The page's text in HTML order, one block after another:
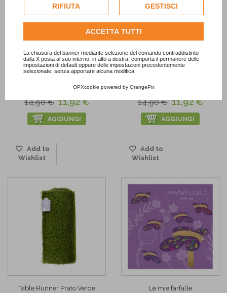
esclusivamente previa acquisizione del consenso
dell'utente.
Consulta l'informativa cookie completa.
RIFIUTA GESTISCI
ACCETTA TUTTI
La chiusura del banner mediante selezione del comando contraddistinto
dalla X posta al suo interno, in alto a destra, comporta il permanere delle
impostazioni di default oppure delle impostazioni precedentemente
selezionate, senza apportare alcuna modifica.
OPXcookie powered by OrangePix
-20%
Corona in feltro 1-5 anni gialla
14,90 € 11,92 €
AGGIUNGI
Add to
Wishlist
-20%
Corona in feltro 1-5 anni rosa
14,90 € 11,92 €
AGGIUNGI
Add to
Wishlist
Table Runner Prato Verde Le mie farfalle